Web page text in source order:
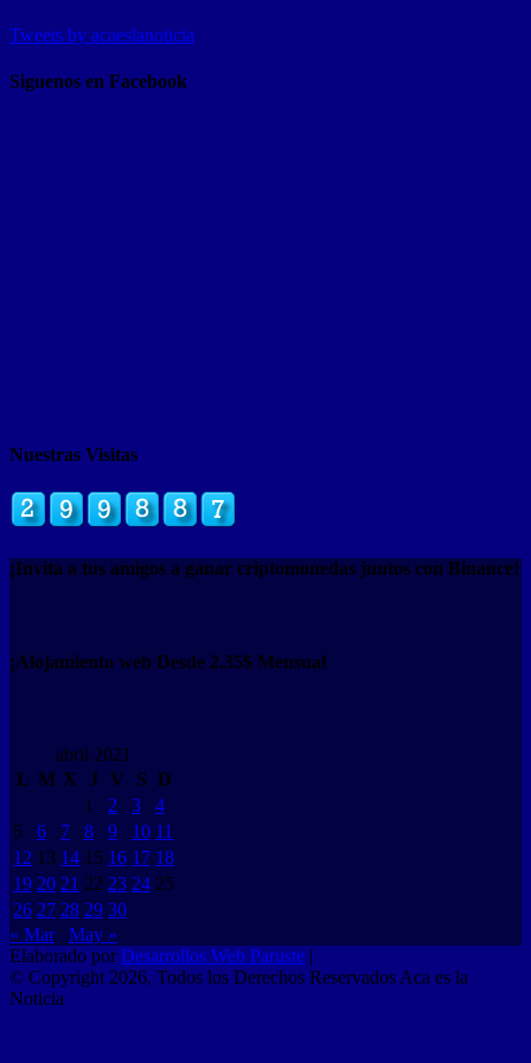
Tweets by acaeslanoticia
Siguenos en Facebook
Nuestras Visitas
¡Invita a tus amigos a ganar criptomonedas juntos con Binance!
¡Alojamiento web Desde 2.35$ Mensual
abril 2021
L M X J V S D
1
2 3
4
5
6 7 8 9 10 11
12 13 14 15 16 17 18
19 20 21 22 23 24 25
26 27 28 29 30
« Mar
May »
Elaborado porDesarrollos Web Paruste
© Copyright 2026, Todos los Derechos Reservados Aca es la
Noticia